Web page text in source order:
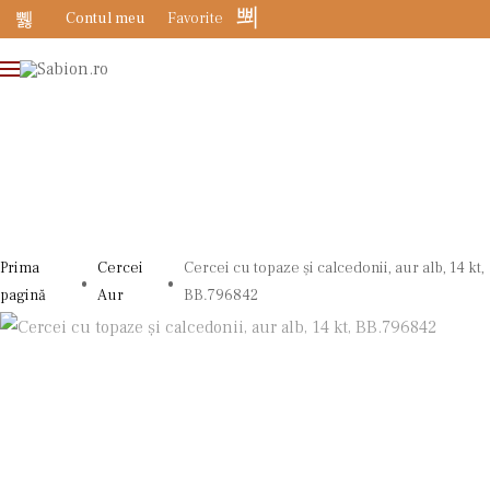
Contul meu Favorite 0
Prima
pagină
Cercei
Aur
Cercei cu topaze și calcedonii, aur alb, 14 kt,
BB.796842